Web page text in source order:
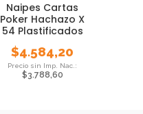
Naipes Cartas
Poker Hachazo X
54 Plastificados
$4.584,20
$3.788,60